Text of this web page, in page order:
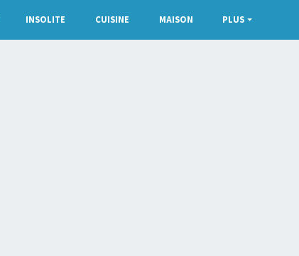
INSOLITE CUISINE MAISON PLUS